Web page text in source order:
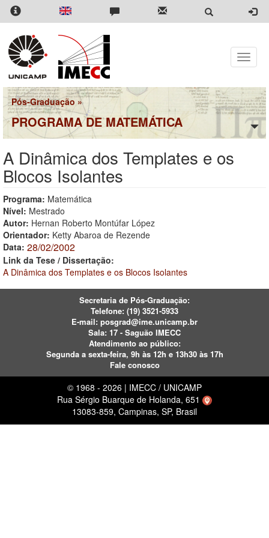
Pular
para
conteúdo
principal
Toggle
Pós-Graduação »
PROGRAMA DE MATEMÁTICA
A Dinâmica dos Templates e os
Blocos Isolantes
Programa: Matemática
Nível: Mestrado
Autor: Hernan Roberto Montúfar López
Orientador: Ketty Abaroa de Rezende
Data: 28/02/2002
Link da Tese / Dissertação:
A Dinâmica dos Templates e os Blocos Isolantes
Secretaria de Pós-Graduação:
Telefone: (19) 3521-5933
E-mail: posgrad@ime.unicamp.br
Sala: 17 - Saguão IMECC
Atendimento ao público:
Segunda a sexta-feira, 9h às 12h e 13h30 às 17h
Fale conosco
© 1968 - 2026 | IMECC / UNICAMP
Rua Sérgio Buarque de Holanda, 651
13083-859, Campinas, SP, Brasil